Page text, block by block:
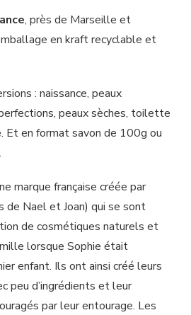
, près de Marseille et
en kraft recyclable et
: naissance, peaux
peaux sèches, toilette
Et en format savon de 100g ou
marque française créée par
de Nael et Joan) qui se sont
de cosmétiques naturels et
lorsque Sophie était
enfant. Ils ont ainsi créé leurs
peu d’ingrédients et leur
par leur entourage. Les